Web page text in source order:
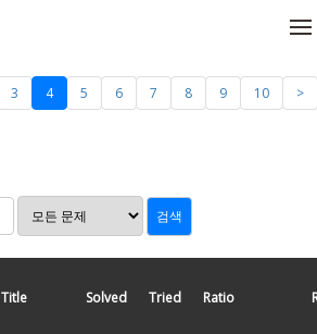
3 4 5 6 7 8 9 10 >
Title Solved Tried Ratio